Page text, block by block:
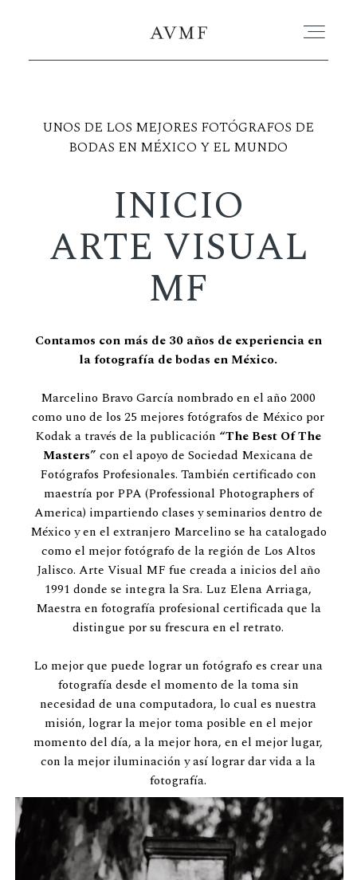
CORTOMETRAJES
ACERCA
BLOG
ES
UNOS DE LOS MEJORES FOTÓGRAFOS DE
BODAS EN MÉXICO Y EL MUNDO
INICIO
ARTE VISUAL
MF
Contamos con más de 30 años de experiencia en
la fotografía de bodas en México.
Marcelino Bravo García nombrado en el año 2000
como uno de los 25 mejores fotógrafos de México por
Kodak a través de la publicación “The Best Of The
Masters” con el apoyo de Sociedad Mexicana de
Fotógrafos Profesionales. También certificado con
maestría por PPA (Professional Photographers of
America) impartiendo clases y seminarios dentro de
México y en el extranjero Marcelino se ha catalogado
como el mejor fotógrafo de la región de Los Altos
Jalisco. Arte Visual MF fue creada a inicios del año
1991 donde se integra la Sra. Luz Elena Arriaga,
Maestra en fotografía profesional certificada que la
distingue por su frescura en el retrato.
Lo mejor que puede lograr un fotógrafo es crear una
fotografía desde el momento de la toma sin
necesidad de una computadora, lo cual es nuestra
misión, lograr la mejor toma posible en el mejor
momento del día, a la mejor hora, en el mejor lugar,
con la mejor iluminación y así lograr dar vida a la
fotografía.